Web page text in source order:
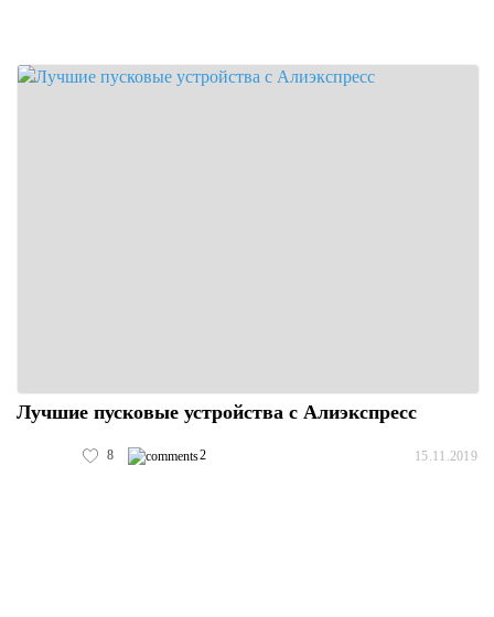
Лучшие пусковые устройства с Алиэкспресс
8 2 15.11.2019